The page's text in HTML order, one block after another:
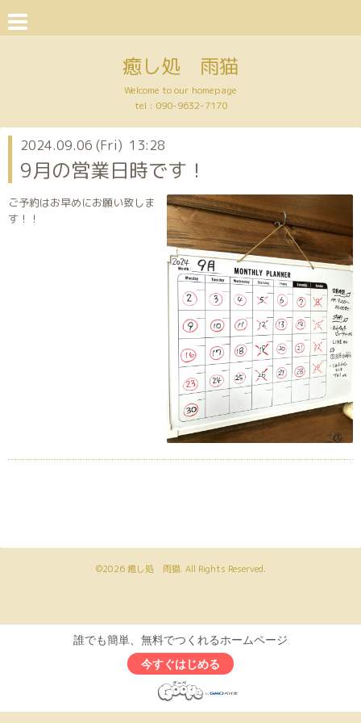
癒し処 雨猫
Welcome to our homepage
tel : 090-9632-7170
2024.09.06 (Fri) 13:28
9月の営業日時です！
ご予約はお早めにお願い致しま
す！！
©2026癒し処 雨猫. All Rights Reserved.
誰でも簡単、無料でつくれるホームページ
今すぐはじめる